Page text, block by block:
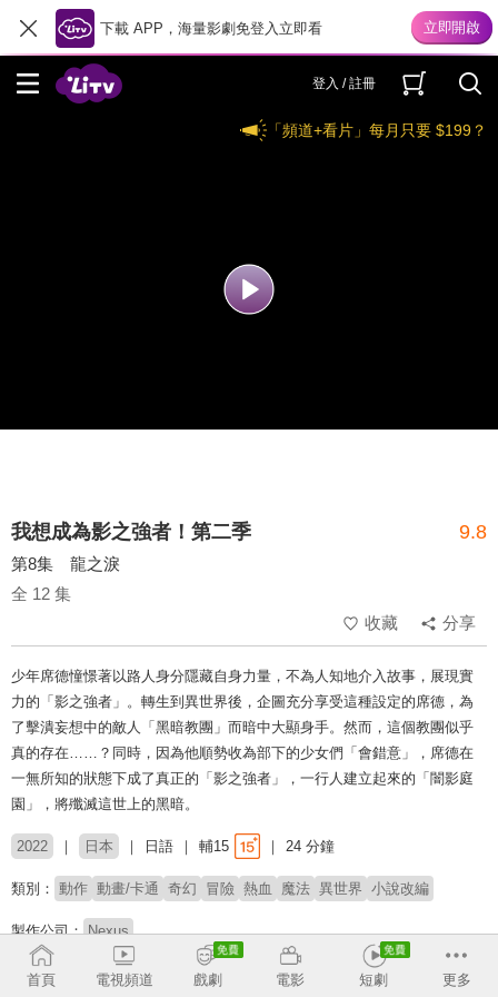
下載 APP，海量影劇免登入立即看
登入 / 註冊
「頻道+看片」每月只要 $199？
我想成為影之強者！第二季 9.8
第8集 龍之淚
全 12 集
收藏
分享
少年席德憧憬著以路人身分隱藏自身力量，不為人知地介入故事，展現實
力的「影之強者」。轉生到異世界後，企圖充分享受這種設定的席德，為
了擊潰妄想中的敵人「黑暗教團」而暗中大顯身手。然而，這個教團似乎
真的存在……？同時，因為他順勢收為部下的少女們「會錯意」，席德在
一無所知的狀態下成了真正的「影之強者」，一行人建立起來的「闇影庭
園」，將殲滅這世上的黑暗。
2022 日本 日語 輔15 24 分鐘
類別： 動作 動畫/卡通 奇幻 冒險 熱血 魔法 異世界 小說改編
製作公司： Nexus
導演： 中西和也
首頁 電視頻道 戲劇 電影 短劇 更多